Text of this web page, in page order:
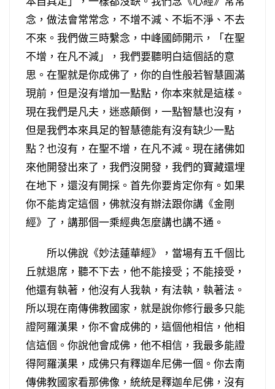
念，做法會常常念，不增不減、不垢不淨、不去
不來。我們做三時繫念，中峰國師開示，「在聖
不增，在凡不減」，我們要聽明白這個話的意
思。在聖就是你成佛了，你的自性般若智慧圓滿
現前，但是沒有增加一點點，你本來就是這樣。
現在我們是凡夫，迷惑顛倒，一點智慧也沒有，
但是我們本來具足的智慧德能有沒有缺少一點
點？也沒有，在聖不增，在凡不減。現在諸佛如
來他開發出來了，我們沒開發，我們的寶藏還埋
在地下，還沒有開採。首先你要肯定你有。如果
你不能肯定這個，佛就沒有辦法跟你講《金剛
經》了，講那個一乘經典怎麼講也講不通。
所以佛說《妙法蓮華經》，當場有五千個比
丘就退席，聽不下去，他不能接受；不能接受，
他還有執著，他沒有人我執，有法執，執著法。
所以現在南傳佛教國家，就是說你修行最多只能
證阿羅漢果，你不會成佛的，這個他相信，他相
信這個。你說他會成佛，他不相信，我最多能證
得阿羅漢果，成佛只有釋迦牟尼佛一個。你去南
傳佛教國家看那佛像，統統是釋迦牟尼佛，沒有